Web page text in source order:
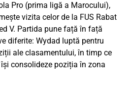
Pro (prima ligă a Marocului),
vizita celor de la FUS Rabat
V. Partida pune față în față
diferite: Wydad luptă pentru
ale clasamentului, în timp ce
consolideze poziția în zona